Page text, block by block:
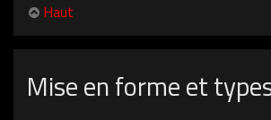
Haut
Mise en forme et